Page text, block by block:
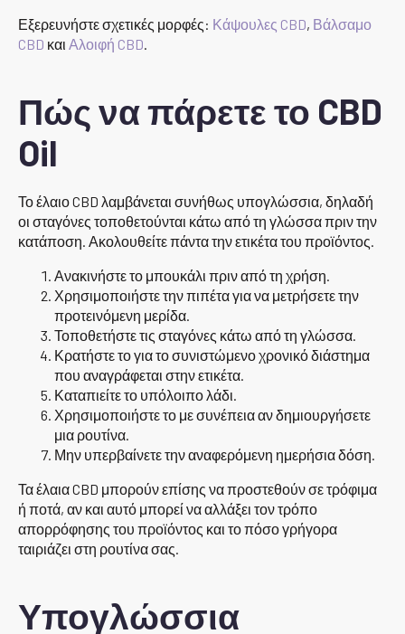
Εξερευνήστε σχετικές μορφές: Κάψουλες CBD, Βάλσαμο
CBD και Αλοιφή CBD.
Πώς να πάρετε το CBD
Oil
Το έλαιο CBD λαμβάνεται συνήθως υπογλώσσια, δηλαδή
οι σταγόνες τοποθετούνται κάτω από τη γλώσσα πριν την
κατάποση. Ακολουθείτε πάντα την ετικέτα του προϊόντος.
Ανακινήστε το μπουκάλι πριν από τη χρήση.
Χρησιμοποιήστε την πιπέτα για να μετρήσετε την
προτεινόμενη μερίδα.
Τοποθετήστε τις σταγόνες κάτω από τη γλώσσα.
Κρατήστε το για το συνιστώμενο χρονικό διάστημα
που αναγράφεται στην ετικέτα.
Καταπιείτε το υπόλοιπο λάδι.
Χρησιμοποιήστε το με συνέπεια αν δημιουργήσετε
μια ρουτίνα.
Μην υπερβαίνετε την αναφερόμενη ημερήσια δόση.
Τα έλαια CBD μπορούν επίσης να προστεθούν σε τρόφιμα
ή ποτά, αν και αυτό μπορεί να αλλάξει τον τρόπο
απορρόφησης του προϊόντος και το πόσο γρήγορα
ταιριάζει στη ρουτίνα σας.
Υπογλώσσια